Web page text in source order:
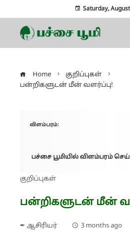
Saturday,
Home
குறிப்புகள்
பன்றிகளுடன் மீன் வளர்ப்பு!
விளம்பரம்:
பச்சை பூமியில் விளம்பரம்
குறிப்புகள்
பன்றிகளுடன் மீன்
✒ ஆசிரியர் 3 months ago